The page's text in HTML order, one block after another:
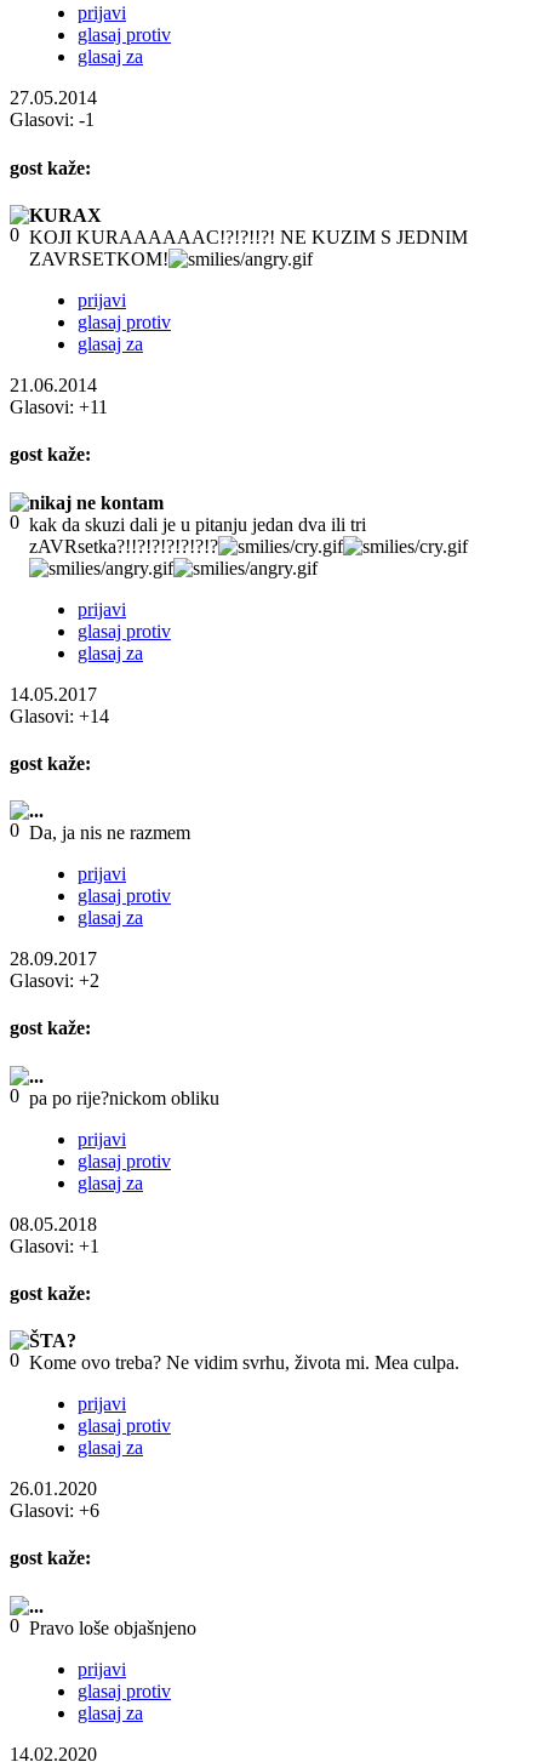
prijavi
glasaj protiv
glasaj za
27.05.2014
Glasovi: -1
gost kaže:
KURAX
KOJI KURAAAAAAC!?!?!!?! NE KUZIM S JEDNIM
ZAVRSETKOM!
prijavi
glasaj protiv
glasaj za
21.06.2014
Glasovi: +11
gost kaže:
nikaj ne kontam
kak da skuzi dali je u pitanju jedan dva ili tri
zAVRsetka?!!?!?!?!?!?!?
prijavi
glasaj protiv
glasaj za
14.05.2017
Glasovi: +14
gost kaže:
...
Da, ja nis ne razmem
prijavi
glasaj protiv
glasaj za
28.09.2017
Glasovi: +2
gost kaže:
...
pa po rije?nickom obliku
prijavi
glasaj protiv
glasaj za
08.05.2018
Glasovi: +1
gost kaže:
ŠTA?
Kome ovo treba? Ne vidim svrhu, života mi. Mea culpa.
prijavi
glasaj protiv
glasaj za
26.01.2020
Glasovi: +6
gost kaže:
...
Pravo loše objašnjeno
prijavi
glasaj protiv
glasaj za
14.02.2020